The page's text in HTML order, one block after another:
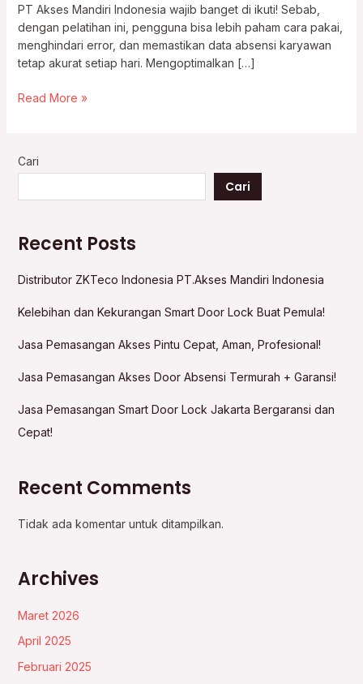
PT Akses Mandiri Indonesia wajib banget di ikuti! Sebab,
dengan pelatihan ini, pengguna bisa lebih paham cara pakai,
menghindari error, dan memastikan data absensi karyawan
tetap akurat setiap hari. Mengoptimalkan […]
Read More »
Cari
Cari
Recent Posts
Distributor ZKTeco Indonesia PT.Akses Mandiri Indonesia
Kelebihan dan Kekurangan Smart Door Lock Buat Pemula!
Jasa Pemasangan Akses Pintu Cepat, Aman, Profesional!
Jasa Pemasangan Akses Door Absensi Termurah + Garansi!
Jasa Pemasangan Smart Door Lock Jakarta Bergaransi dan
Cepat!
Recent Comments
Tidak ada komentar untuk ditampilkan.
Archives
Maret 2026
April 2025
Februari 2025